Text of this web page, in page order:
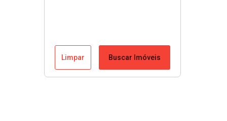
Limpar Buscar Imóveis